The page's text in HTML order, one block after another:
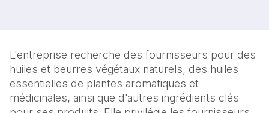
L'entreprise recherche des fournisseurs pour des
huiles et beurres végétaux naturels, des huiles
essentielles de plantes aromatiques et
médicinales, ainsi que d'autres ingrédients clés